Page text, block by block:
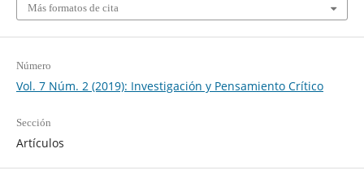
Más formatos de cita
Número
Vol. 7 Núm. 2 (2019): Investigación y Pensamiento Crítico
Sección
Artículos